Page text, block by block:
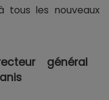
tous les nouveaux
général